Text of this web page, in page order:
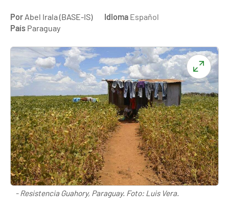
Por Abel Irala (BASE-IS) Idioma Español
País Paraguay
- Resistencia Guahory, Paraguay. Foto: Luis Vera.